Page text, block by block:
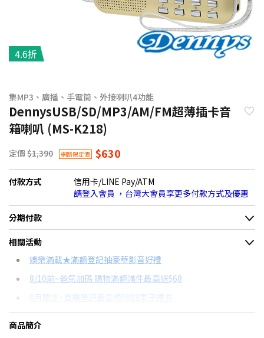
4.6折
集MP3、廣播、手電筒、外接喇叭4功能
DennysUSB/SD/MP3/AM/FM超薄插卡音
箱喇叭 (MS-K218)
定價 $1,390 網路限定價 $630
付款方式
信用卡/LINE Pay/ATM
請登入會員 ，台灣大會員享更多付款方式及優惠
分期付款
＊實際可分期數、適用利率，請以購物車顯示為主
信用卡分期
分期數 每期金額 配合銀行/業者
相關活動
娛樂滿載★滿額登記抽豪華影音好禮
8/10前~爸氣加碼 購物滿額滿件最高送$68
8月限定~首購登記最高領$888電子禮券
台灣大哥大Open Possible聯名卡滿額最高回饋25%
商品簡介